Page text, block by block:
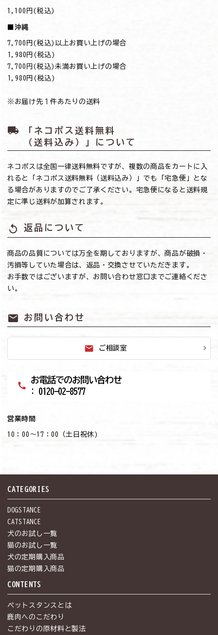
1,100円(税込)
■沖縄
7,700円(税込)以上お買い上げの場合
→1,980円(税込)
7,700円(税込)未満お買い上げの場合
→1,980円(税込)
※お届け先１件あたりの送料
local_shipping
「ネコポス送料無料
（送料込み）」について
ネコポスは全国一律送料無料ですが、複数の商品をカートに入
れると「ネコポス送料無料（送料込み）」でも「宅急便」とな
る場合がありますのでご了承ください。宅急便になると送料規
定に準じ送料が加算されます。
replay 返品について
商品の品質については万全を期しておりますが、商品が破損・
汚損等していた場合は、返品・交換させていただきます。
お手数ではございますが、お問い合わせ窓口までご連絡くださ
い。
mail お問い合わせ
mail ご相談室
call
お電話でのお問い合わせ
: 0120-02-8577
営業時間
10：00～17：00（土日祝休)
CATEGORIES
DOGSTANCE
CATSTANCE
犬のお試し一覧
猫のお試し一覧
犬の定期購入商品
猫の定期購入商品
CONTENTS
ペットスタンスとは
鹿肉へのこだわり
こだわりの原材料と製法